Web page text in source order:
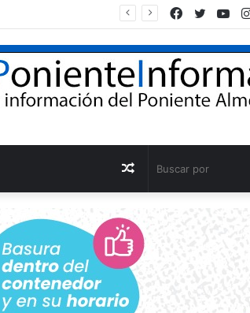
Twitter
Facebook
Publicación
al
azar